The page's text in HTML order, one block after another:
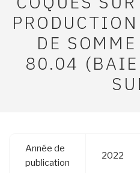
DE
80.04 (BAIE
Année de
publication
2022